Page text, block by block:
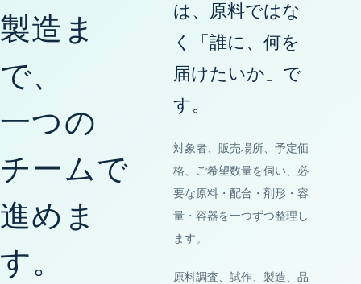
製造ま
で、
一つの
チームで
進めま
す。
は、原料ではな
く「誰に、何を
届けたいか」で
す。
対象者、販売場所、予定価
格、ご希望数量を伺い、必
要な原料・配合・剤形・容
量・容器を一つずつ整理し
ます。
原料調査、試作、製造、品